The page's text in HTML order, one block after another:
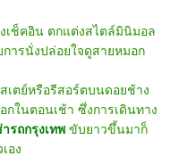
เช็คอิน ตกแต่งสไตล์มินิมอล
ารนั่งปล่อยใจดูสายหมอก
ตย์หรือรีสอร์ตบนดอยช้าง
ในตอนเช้า ซึ่งการเดินทาง
ารถกรุงเทพขับยาวขึ้นมาก็
อง